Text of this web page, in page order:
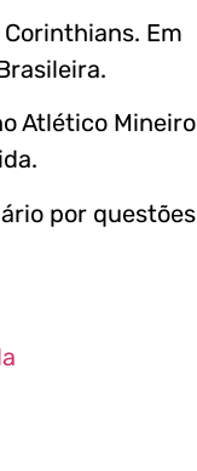
Em
Atlético
por questões